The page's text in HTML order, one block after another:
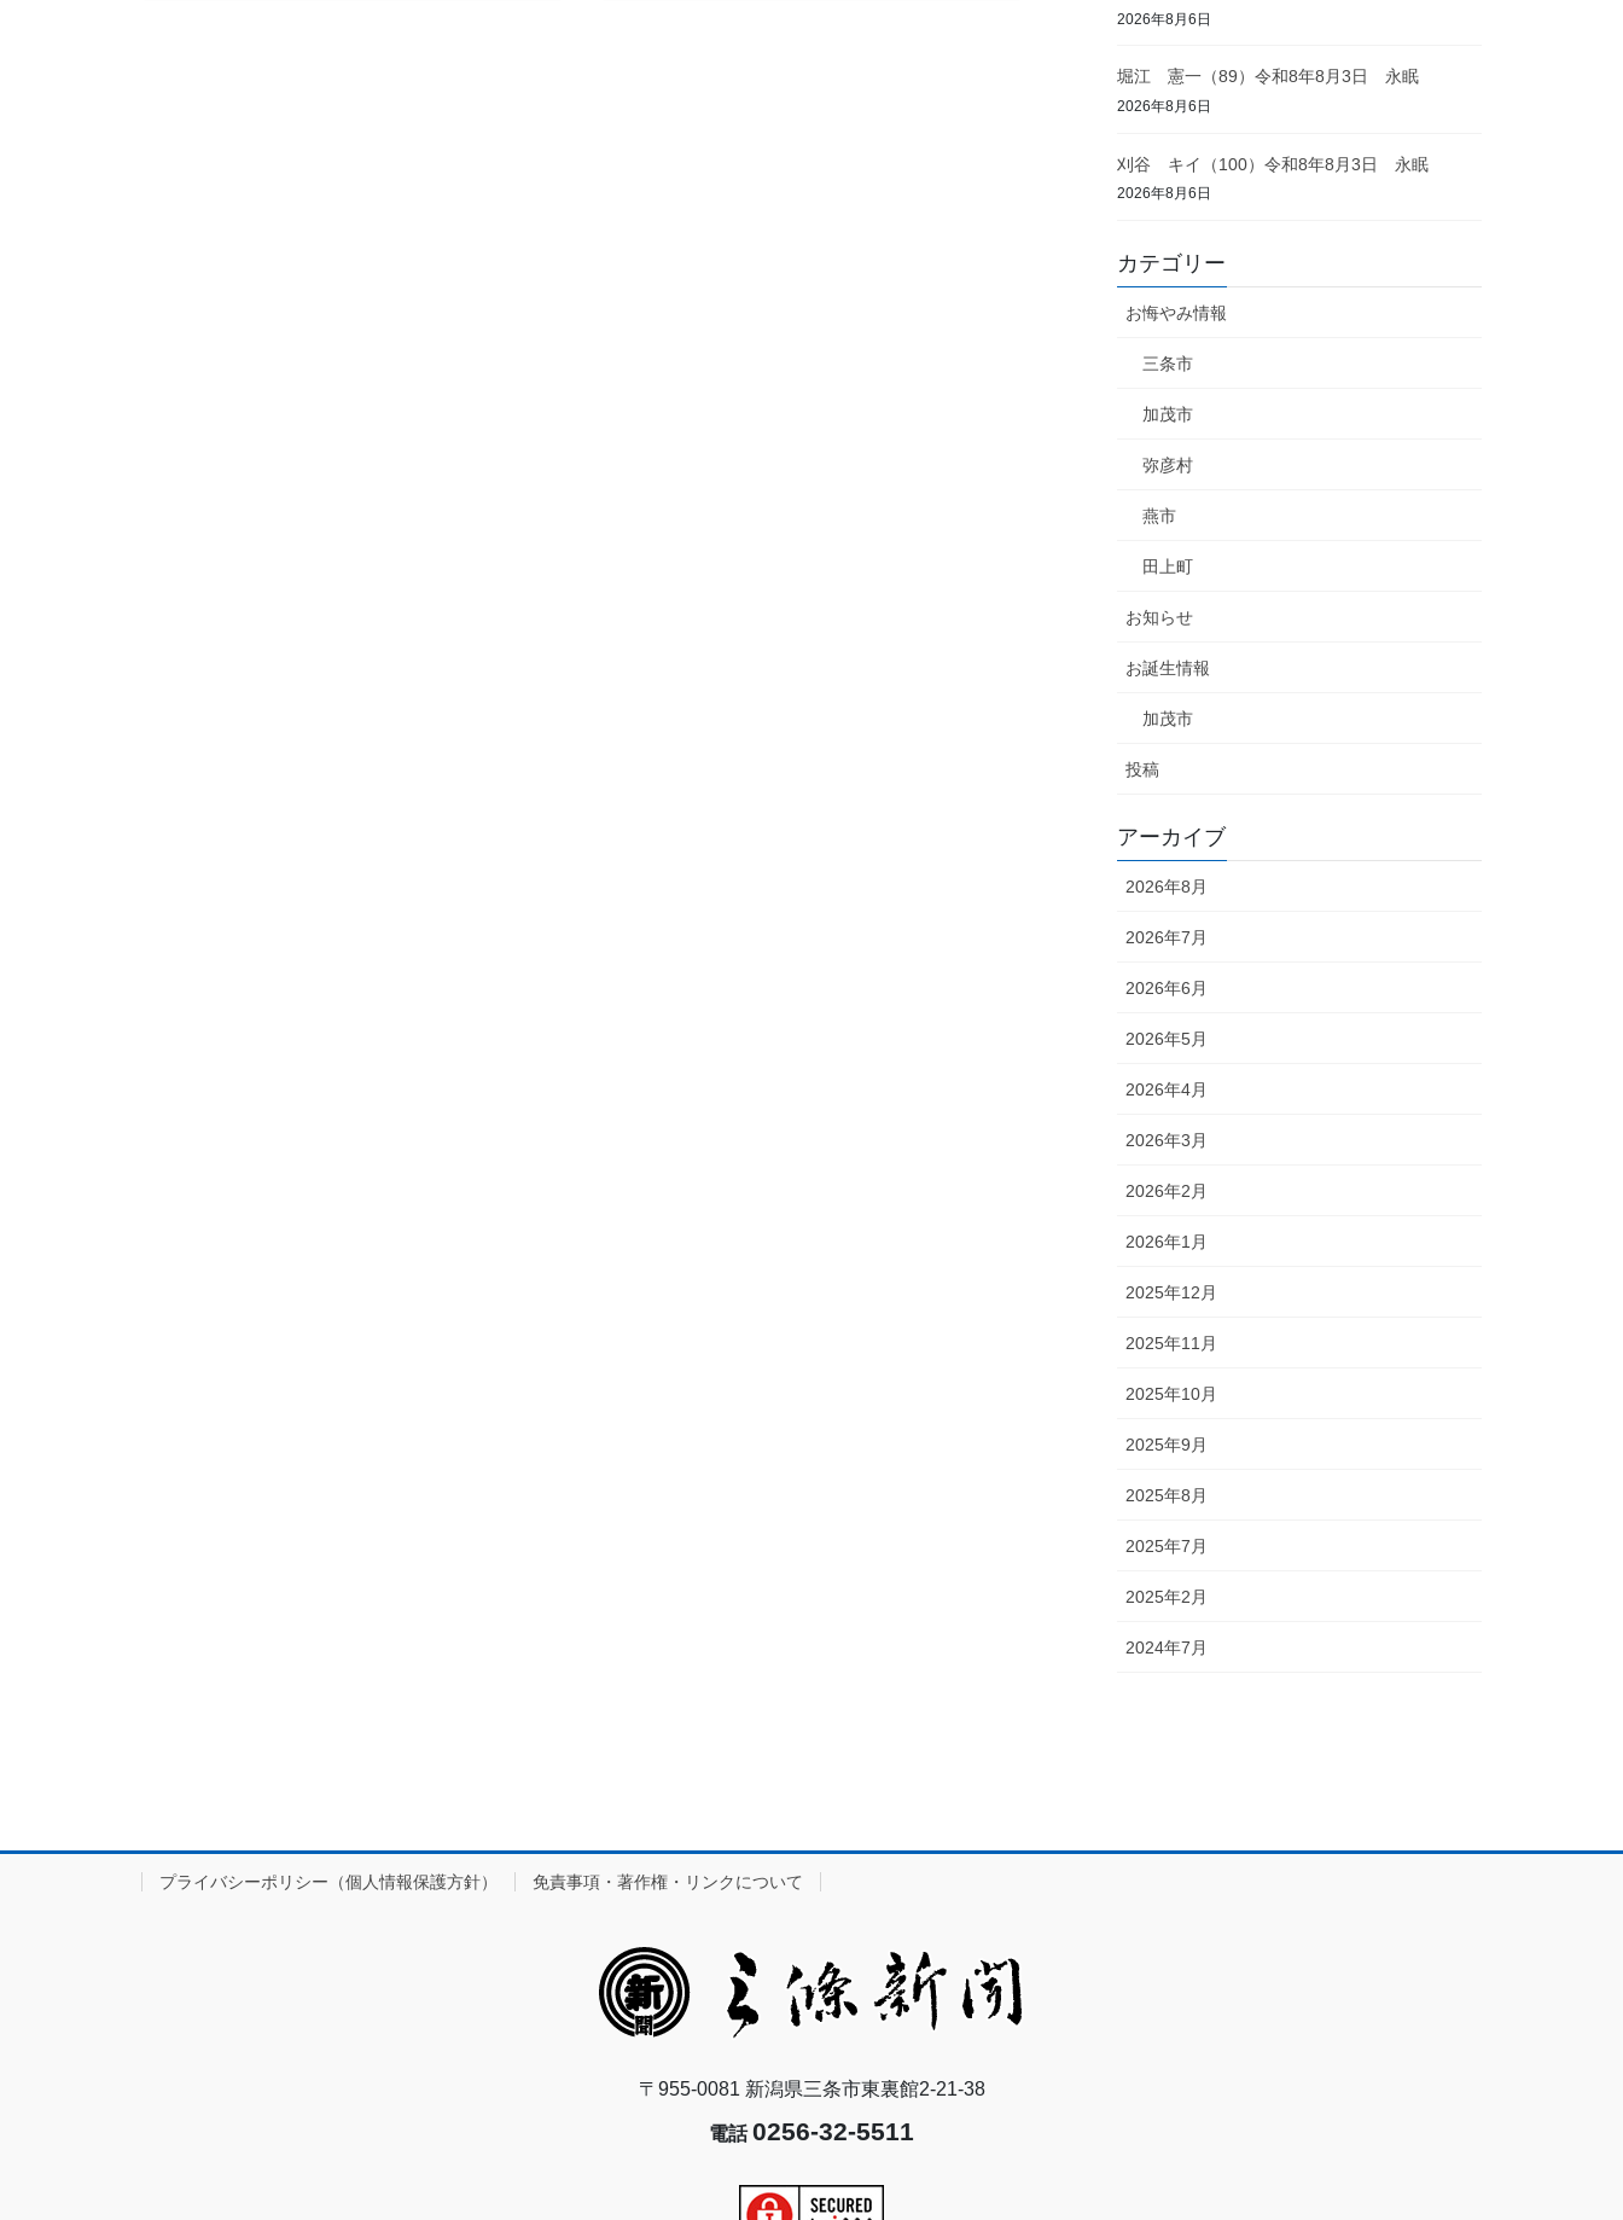
2026年8月6日
堀江 憲一（89）令和8年8月3日 永眠
2026年8月6日
刈谷 キイ（100）令和8年8月3日 永眠
2026年8月6日
カテゴリー
お悔やみ情報
三条市
加茂市
弥彦村
燕市
田上町
お知らせ
お誕生情報
加茂市
投稿
アーカイブ
2026年8月
2026年7月
2026年6月
2026年5月
2026年4月
2026年3月
2026年2月
2026年1月
2025年12月
2025年11月
2025年10月
2025年9月
2025年8月
2025年7月
2025年2月
2024年7月
プライバシーポリシー（個人情報保護方針） 免責事項・著作権・リンクについて
〒955-0081 新潟県三条市東裏館2-21-38
電話0256-32-5511